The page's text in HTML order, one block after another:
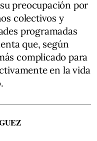
preocupación por
colectivos y
programadas
que, según
complicado para
en la vida